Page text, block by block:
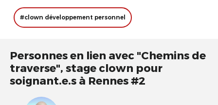
#clown développement personnel
Personnes en lien avec "Chemins de
traverse", stage clown pour
soignant.e.s à Rennes #2